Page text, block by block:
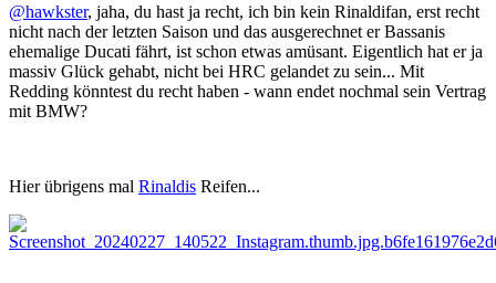
@hawkster, jaha, du hast ja recht, ich bin kein Rinaldifan, erst recht
nicht nach der letzten Saison und das ausgerechnet er Bassanis
ehemalige Ducati fährt, ist schon etwas amüsant. Eigentlich hat er ja
massiv Glück gehabt, nicht bei HRC gelandet zu sein... Mit
Redding könntest du recht haben - wann endet nochmal sein Vertrag
mit BMW?
Hier übrigens mal Rinaldis Reifen...